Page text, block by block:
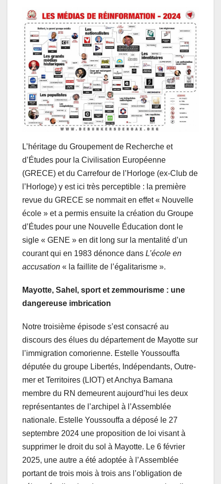
L’héritage du Groupement de Recherche et
d’Études pour la Civilisation Européenne
(GRECE) et du Carrefour de l’Horloge (ex-Club de
l’Horloge) y est ici très perceptible : la première
revue du GRECE se nommait en effet « Nouvelle
école » et a permis ensuite la création du Groupe
d’Études pour une Nouvelle Éducation dont le
sigle « GENE » en dit long sur la mentalité d’un
courant qui en 1983 dénonce dans L’école en
accusation « la faillite de l’égalitarisme ».
Mayotte, Sahel, sport et zemmourisme : une
dangereuse imbrication
Notre troisième épisode s’est consacré au
discours des élues du département de Mayotte sur
l’immigration comorienne. Estelle Youssouffa
députée du groupe Libertés, Indépendants, Outre-
mer et Territoires (LIOT) et Anchya Bamana
membre du RN demeurent aujourd’hui les deux
représentantes de l’archipel à l’Assemblée
nationale. Estelle Youssouffa a déposé le 27
septembre 2024 une proposition de loi visant à
supprimer le droit du sol à Mayotte. Le 6 février
2025, une autre a été adoptée à l’Assemblée
portant de trois mois à trois ans l’obligation de